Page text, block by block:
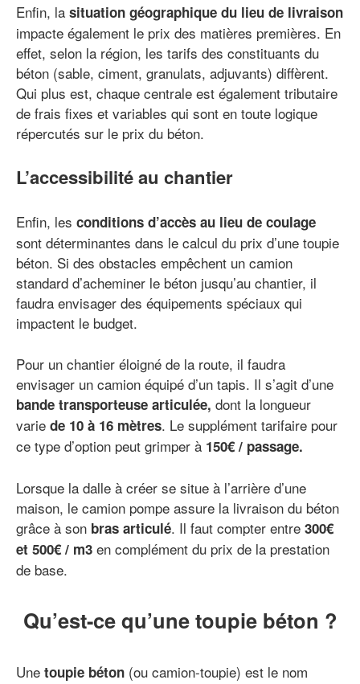
Enfin, la situation géographique du lieu de livraison
impacte également le prix des matières premières. En
effet, selon la région, les tarifs des constituants du
béton (sable, ciment, granulats, adjuvants) diffèrent.
Qui plus est, chaque centrale est également tributaire
de frais fixes et variables qui sont en toute logique
répercutés sur le prix du béton.
L’accessibilité au chantier
Enfin, les conditions d’accès au lieu de coulage
sont déterminantes dans le calcul du prix d’une toupie
béton. Si des obstacles empêchent un camion
standard d’acheminer le béton jusqu’au chantier, il
faudra envisager des équipements spéciaux qui
impactent le budget.
Pour un chantier éloigné de la route, il faudra
envisager un camion équipé d’un tapis. Il s’agit d’une
bande transporteuse articulée, dont la longueur
varie de 10 à 16 mètres. Le supplément tarifaire pour
ce type d’option peut grimper à 150€ / passage.
Lorsque la dalle à créer se situe à l’arrière d’une
maison, le camion pompe assure la livraison du béton
grâce à son bras articulé. Il faut compter entre 300€
et 500€ / m3 en complément du prix de la prestation
de base.
Qu’est-ce qu’une toupie béton ?
Une toupie béton (ou camion-toupie) est le nom